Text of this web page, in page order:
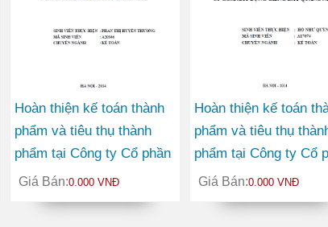
Hoàn thiện kế toán thành
phẩm và tiêu thụ thành
phẩm tại Công ty Cổ phần
Mía đường Sơn La
Giá Bán:0.000 VNĐ
Hoàn thiện kế toán
phẩm và tiêu thụ
phẩm tại Công ty Cổ
gốm xây dựng giếng
Quảng Ninh
Giá Bán:0.000 VNĐ